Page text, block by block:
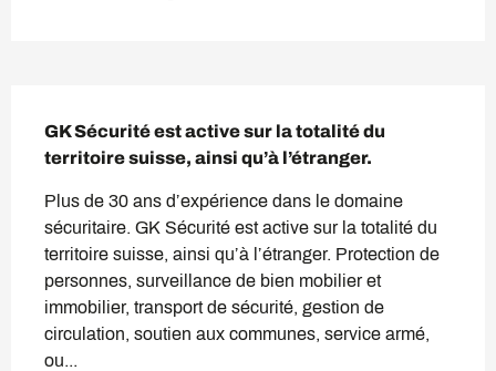
GK Sécurité est active sur la totalité du
territoire suisse, ainsi qu’à l’étranger.
Plus de 30 ans d’expérience dans le domaine
sécuritaire. GK Sécurité est active sur la totalité du
territoire suisse, ainsi qu’à l’étranger. Protection de
personnes, surveillance de bien mobilier et
immobilier, transport de sécurité, gestion de
circulation, soutien aux communes, service armé,
ou...